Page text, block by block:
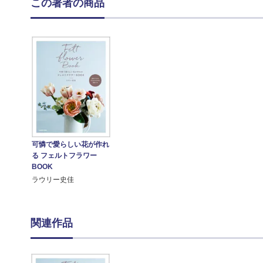
この著者の商品
可憐で愛らしい花が作れ
る フェルトフラワー
BOOK
ラウリー史佳
関連作品